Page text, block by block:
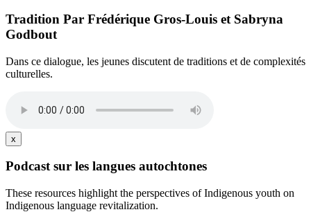
Tradition Par Frédérique Gros-Louis et Sabryna
Godbout
Dans ce dialogue, les jeunes discutent de traditions et de complexités
culturelles.
x
Podcast sur les langues autochtones
These resources highlight the perspectives of Indigenous youth on
Indigenous language revitalization.